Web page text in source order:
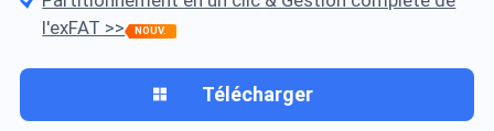
l'exFAT >>
NOUV.
 Télécharger